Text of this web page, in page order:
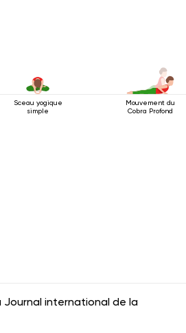
Sceau yogique
simple
Mouvement du
Cobra Profond
international de la